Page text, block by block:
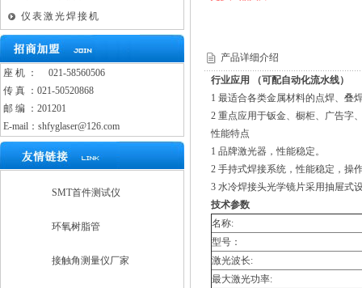
仪表激光焊接机
座 机 ：
021-58560506
传 真 ：021-50520868
邮 编 ：201201
E-mail：shfyglaser@126.com
SMT首件测试仪
环氧树脂管
接触角测量仪厂家
产品详细介绍
行业应用 （可配自动化流水线）
1 最适合各类金属材料的点焊、叠
2 重点应用于钣金、橱柜、广告字
性能特点
1 品牌激光器，性能稳定。
2 手持式焊接系统，性能稳定，操
3 水冷焊接头光学镜片采用抽屉式
技术参数
名称:
型号：
激光波长:
最大激光功率: